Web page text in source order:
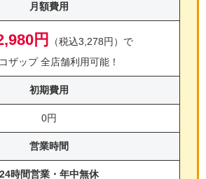
月額費用
円
（税込3,278円）で
ザップ 全店舗利用可能！
初期費用
0円
営業時間
24時間営業・年中無休